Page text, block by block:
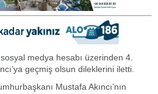
medya hesabı üzerinden 4.
geçmiş olsun dileklerini iletti.
Mustafa Akıncı’nın